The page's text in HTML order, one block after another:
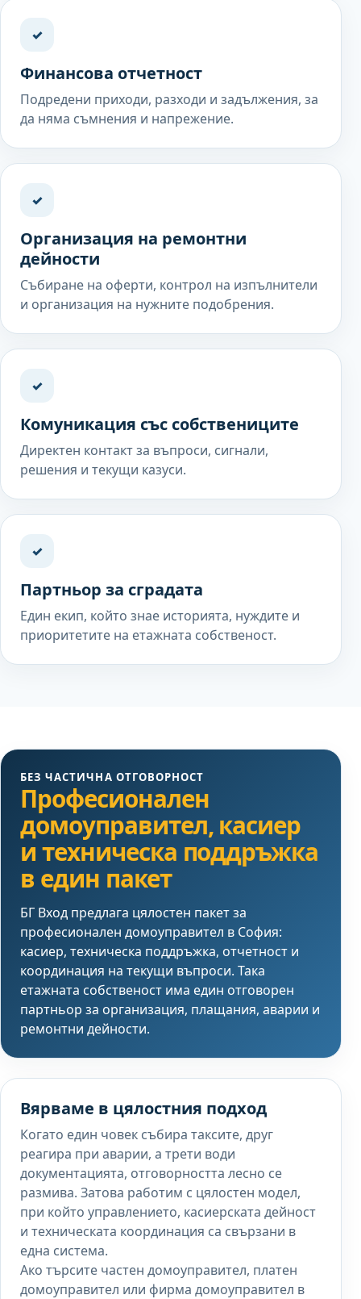
✓
Финансова отчетност
Подредени приходи, разходи и задължения, за
да няма съмнения и напрежение.
✓
Организация на ремонтни
дейности
Събиране на оферти, контрол на изпълнители
и организация на нужните подобрения.
✓
Комуникация със собствениците
Директен контакт за въпроси, сигнали,
решения и текущи казуси.
✓
Партньор за сградата
Един екип, който знае историята, нуждите и
приоритетите на етажната собственост.
БЕЗ ЧАСТИЧНА ОТГОВОРНОСТ
Професионален
домоуправител, касиер
и техническа поддръжка
в един пакет
БГ Вход предлага цялостен пакет за
професионален домоуправител в София:
касиер, техническа поддръжка, отчетност и
координация на текущи въпроси. Така
етажната собственост има един отговорен
партньор за организация, плащания, аварии и
ремонтни дейности.
Вярваме в цялостния подход
Когато един човек събира таксите, друг
реагира при аварии, а трети води
документацията, отговорността лесно се
размива. Затова работим с цялостен модел,
при който управлението, касиерската дейност
и техническата координация са свързани в
една система.
Ако търсите частен домоуправител, платен
домоуправител или фирма домоуправител в